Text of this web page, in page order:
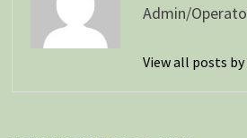
Admin/
View all posts